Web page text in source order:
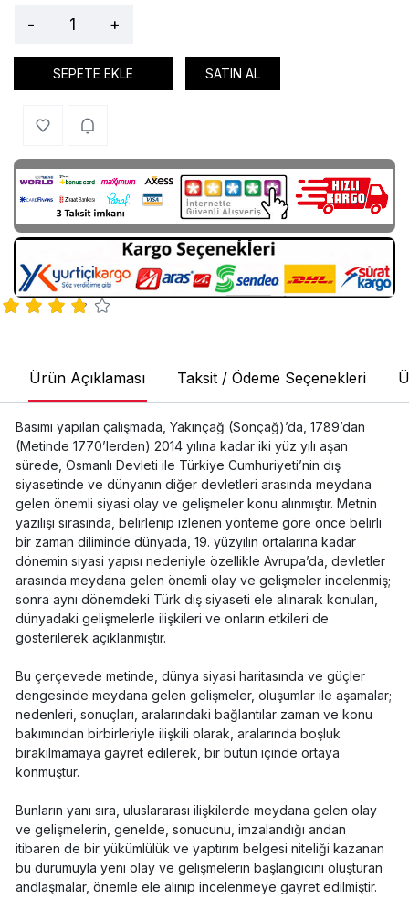
- +
SEPETE EKLE SATIN AL
Ürün Açıklaması Taksit / Ödeme Seçenekleri
Basımı yapılan çalışmada, Yakınçağ (Sonçağ)’da, 1789’dan
(Metinde 1770’lerden) 2014 yılına kadar iki yüz yılı aşan
sürede, Osmanlı Devleti ile Türkiye Cumhuriyeti’nin dış
siyasetinde ve dünyanın diğer devletleri arasında meydana
gelen önemli siyasi olay ve gelişmeler konu alınmıştır. Metnin
yazılışı sırasında, belirlenip izlenen yönteme göre önce belirli
bir zaman diliminde dünyada, 19. yüzyılın ortalarına kadar
dönemin siyasi yapısı nedeniyle özellikle Avrupa’da, devletler
arasında meydana gelen önemli olay ve gelişmeler incelenmiş;
sonra aynı dönemdeki Türk dış siyaseti ele alınarak konuları,
dünyadaki gelişmelerle ilişkileri ve onların etkileri de
gösterilerek açıklanmıştır.
Bu çerçevede metinde, dünya siyasi haritasında ve güçler
dengesinde meydana gelen gelişmeler, oluşumlar ile aşamalar;
nedenleri, sonuçları, aralarındaki bağlantılar zaman ve konu
bakımından birbirleriyle ilişkili olarak, aralarında boşluk
bırakılmamaya gayret edilerek, bir bütün içinde ortaya
konmuştur.
Bunların yanı sıra, uluslararası ilişkilerde meydana gelen olay
ve gelişmelerin, genelde, sonucunu, imzalandığı andan
itibaren de bir yükümlülük ve yaptırım belgesi niteliği kazanan
bu durumuyla yeni olay ve gelişmelerin başlangıcını oluşturan
andlaşmalar, önemle ele alınıp incelenmeye gayret edilmiştir.